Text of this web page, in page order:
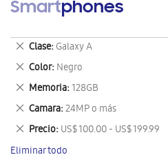
Smartphones
Clase Galaxy A
Eliminar
este
artículo
Color Negro
Eliminar
este
artículo
Memoria 128GB
Eliminar
este
artículo
Camara 24MP o más
Eliminar
este
artículo
Precio US$ 100.00 - US$ 199.99
Eliminar
este
artículo
Eliminar todo